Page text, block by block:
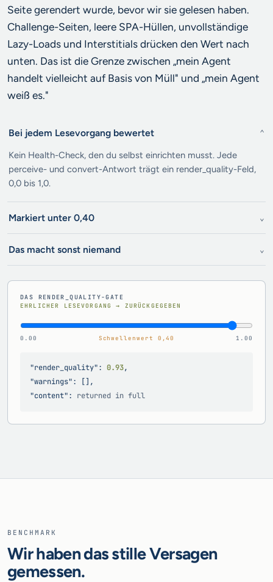
Seite gerendert wurde, bevor wir sie gelesen haben.
Challenge-Seiten, leere SPA-Hüllen, unvollständige
Lazy-Loads und Interstitials drücken den Wert nach
unten. Das ist die Grenze zwischen „mein Agent
handelt vielleicht auf Basis von Müll" und „mein Agent
weiß es."
Bei jedem Lesevorgang bewertet ⌄
Kein Health-Check, den du selbst einrichten musst. Jede
perceive- und convert-Antwort trägt ein render_quality-Feld,
0,0 bis 1,0.
Markiert unter 0,40 ⌄
Das macht sonst niemand ⌄
DAS RENDER_QUALITY-GATE
EHRLICHER LESEVORGANG → ZURÜCKGEGEBEN
0.00 Schwellenwert 0,40 1.00
"render_quality": 0.93,
"warnings": [],
"content": returned in full
BENCHMARK
Wir haben das stille Versagen
gemessen.